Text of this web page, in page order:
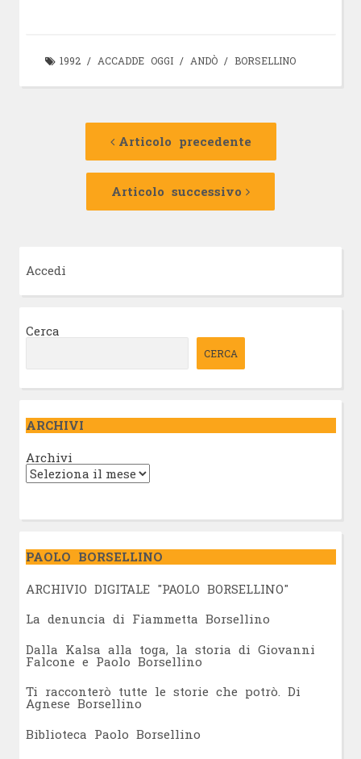
1992/ ACCADDE OGGI/ ANDÒ/ BORSELLINO
Navigazione
Articolo precedente
Articolo
Articolo successivo
Articolo
Accedi
Cerca
CERCA
ARCHIVI
Archivi
PAOLO BORSELLINO
ARCHIVIO DIGITALE "PAOLO BORSELLINO"
La denuncia di Fiammetta Borsellino
Dalla Kalsa alla toga, la storia di Giovanni
Falcone e Paolo Borsellino
Ti racconterò tutte le storie che potrò. Di
Agnese Borsellino
Biblioteca Paolo Borsellino